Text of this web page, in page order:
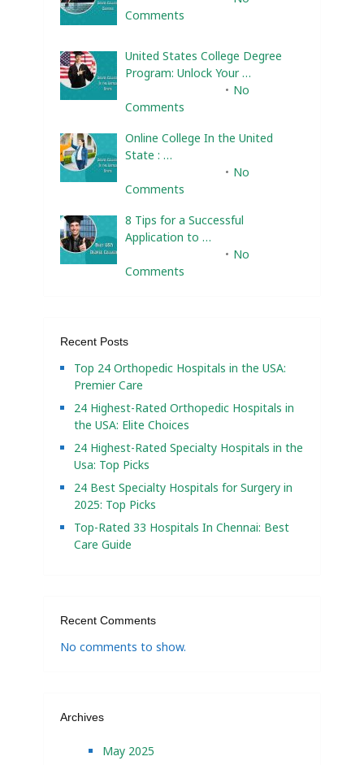
Comments
United States College Degree
Program: Unlock Your …
No
Comments
Online College In the United
State : …
No
Comments
8 Tips for a Successful
Application to …
No
Comments
Recent Posts
Top 24 Orthopedic Hospitals in the USA:
Premier Care
24 Highest-Rated Orthopedic Hospitals in
the USA: Elite Choices
24 Highest-Rated Specialty Hospitals in the
Usa: Top Picks
24 Best Specialty Hospitals for Surgery in
2025: Top Picks
Top-Rated 33 Hospitals In Chennai: Best
Care Guide
Recent Comments
No comments to show.
Archives
May 2025